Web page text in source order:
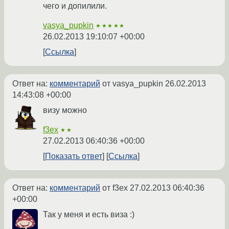
чего и допилили.
vasya_pupkin ★★★★★
26.02.2013 19:10:07 +00:00
Ссылка
Ответ на: комментарий от vasya_pupkin 26.02.2013
14:43:08 +00:00
визу можно
f3ex ★★
27.02.2013 06:40:36 +00:00
Показать ответ
Ссылка
Ответ на: комментарий от f3ex 27.02.2013 06:40:36
+00:00
Так у меня и есть виза :)